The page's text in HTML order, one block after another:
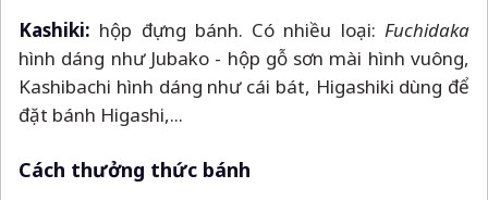
Kashiki: hộp đựng bánh. Có nhiều loại: Fuchidaka
hình dáng như Jubako - hộp gỗ sơn mài hình vuông,
Kashibachi hình dáng như cái bát, Higashiki dùng để
đặt bánh Higashi,...
Cách thưởng thức bánh